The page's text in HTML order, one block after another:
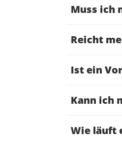
Muss ich
Reicht
Ist ein
Kann ich
Wie läuft